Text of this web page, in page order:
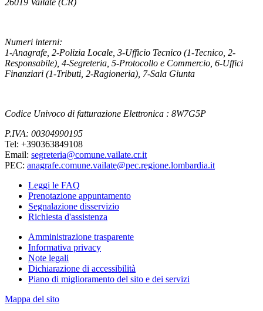
Numeri interni:
1-Anagrafe, 2-Polizia Locale, 3-Ufficio Tecnico (1-Tecnico, 2-
Responsabile), 4-Segreteria, 5-Protocollo e Commercio, 6-Uffici
Finanziari (1-Tributi, 2-Ragioneria), 7-Sala Giunta
Codice Univoco di fatturazione Elettronica : 8W7G5P
P.IVA: 00304990195
Tel: +390363849108
Email: segreteria@comune.vailate.cr.it
PEC: anagrafe.comune.vailate@pec.regione.lombardia.it
Leggi le FAQ
Prenotazione appuntamento
Segnalazione disservizio
Richiesta d'assistenza
Amministrazione trasparente
Informativa privacy
Note legali
Dichiarazione di accessibilità
Piano di miglioramento del sito e dei servizi
Mappa del sito